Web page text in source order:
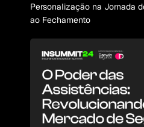
Personalização na Jornada
ao Fechamento